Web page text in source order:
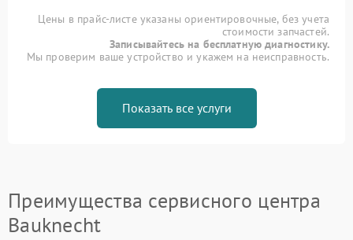
Цены в прайс-листе указаны ориентировочные, без учета
стоимости запчастей.
Записывайтесь на бесплатную диагностику.
Мы проверим ваше устройство и укажем на неисправность.
Показать все услуги
Преимущества сервисного центра
Bauknecht